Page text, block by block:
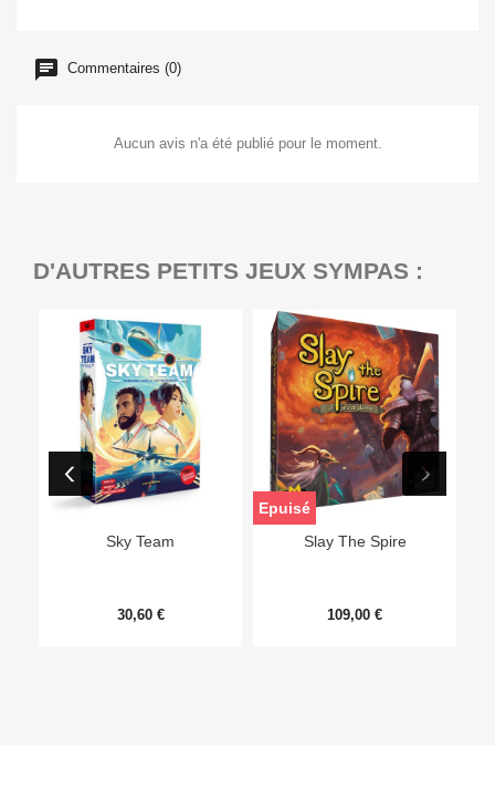
Commentaires (0)
Aucun avis n'a été publié pour le moment.
D'AUTRES PETITS JEUX SYMPAS :
Sky Team
30,60 €
Slay The Spire
109,00 €
Epuisé